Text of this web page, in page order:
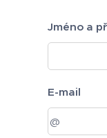
Jméno a
E-mail